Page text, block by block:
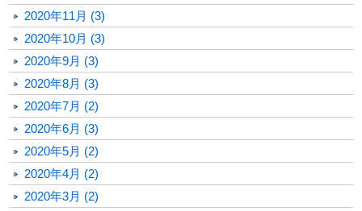
2020年11月 (3)
2020年10月 (3)
2020年9月 (3)
2020年8月 (3)
2020年7月 (2)
2020年6月 (3)
2020年5月 (2)
2020年4月 (2)
2020年3月 (2)